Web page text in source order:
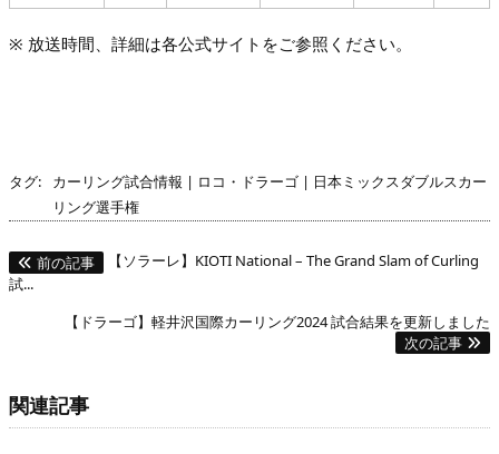
※ 放送時間、詳細は各公式サイトをご参照ください。
タグ: カーリング試合情報 | ロコ・ドラーゴ | 日本ミックスダブルスカー
リング選手権
前の記事
【ソラーレ】KIOTI National – The Grand Slam of Curling
試...
【ドラーゴ】軽井沢国際カーリング2024 試合結果を更新しました
次の記事
関連記事